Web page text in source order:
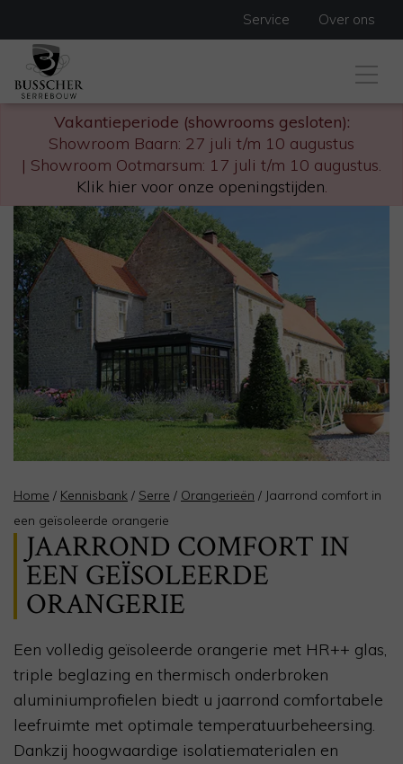
Vakantieperiode (showrooms gesloten):
Showroom Baarn: 27 juli t/m 10 augustus
| Showroom Ootmarsum: 17 juli t/m 10 augustus.
Klik hier voor onze openingstijden.
Service Over ons
Home / Kennisbank / Serre / Orangerieën / Jaarrond comfort in
een geïsoleerde orangerie
JAARROND COMFORT IN
EEN GEÏSOLEERDE
ORANGERIE
Een volledig geïsoleerde orangerie met HR++ glas,
triple beglazing en thermisch onderbroken
aluminiumprofielen biedt u jaarrond comfortabele
leefruimte met optimale temperatuurbeheersing.
Dankzij hoogwaardige isolatiematerialen en